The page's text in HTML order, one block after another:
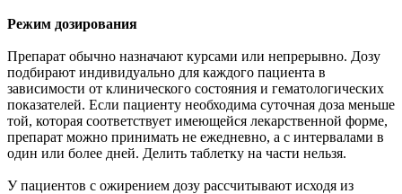
Режим дозирования
Препарат обычно назначают курсами или непрерывно. Дозу
подбирают индивидуально для каждого пациента в
зависимости от клинического состояния и гематологических
показателей. Если пациенту необходима суточная доза меньше
той, которая соответствует имеющейся лекарственной форме,
препарат можно принимать не ежедневно, а с интервалами в
один или более дней. Делить таблетку на части нельзя.
У пациентов с ожирением дозу рассчитывают исходя из